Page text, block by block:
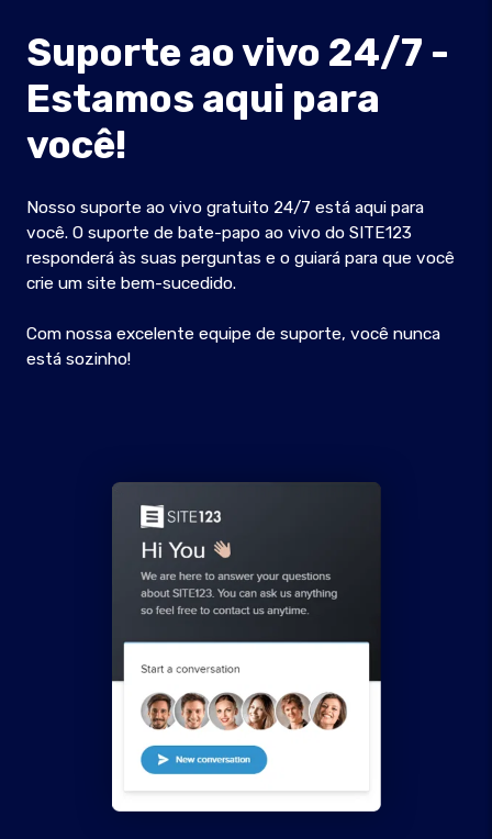
Suporte ao vivo 24/7 -
Estamos aqui para
você!
Nosso suporte ao vivo gratuito 24/7 está aqui para
você. O suporte de bate-papo ao vivo do SITE123
responderá às suas perguntas e o guiará para que você
crie um site bem-sucedido.
Com nossa excelente equipe de suporte, você nunca
está sozinho!